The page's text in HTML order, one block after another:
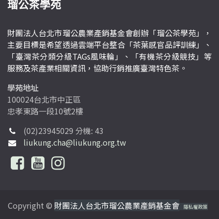
瑠公茶學苑
財團法人台北市瑠公農業產銷基金會創辦「瑠公茶學苑」，
主要目標是希望透過雲端平台整合「茶葉感官品評訓練」、
「臺灣茶分類分級TAGs風味輪」、「有機茶分級競技」等
服務及茶產業相關資訊，協助行銷推廣臺灣特色茶。
學苑地址
100024台北市中正區
忠孝東路一段10號2樓
(02)23945029 分機: 43
liukung.cha@liukung.org.tw
Copyright © 財團法人台北市瑠公農業產銷基金會 隱私權政策